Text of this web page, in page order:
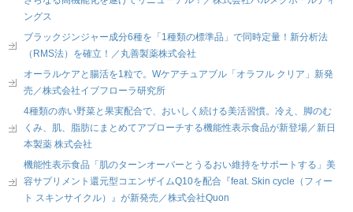
ングス
ブラックジンジャー成分6種を「1種類の標準品」で同時定量！新分析法
（RMS法）を確立！／丸善製薬株式会社
オーラルケアと腸活を1粒で。Wケアチュアブル「オラフル クリア」新発
売／株式会社イブフローラ研究所
4種類の赤い野菜と果実配合で、おいしく続ける美活習慣。冷え、脚のむ
くみ、肌、脂肪にまとめてアプローチする機能性表示食品が新登場／新日
本製薬 株式会社
機能性表示食品「肌のターンオーバーとうるおい維持をサポートする」美
容サプリメント還元型コエンザイムQ10を配合『feat. Skin cycle（フィー
ト スキンサイクル）』が新発売／株式会社Quon